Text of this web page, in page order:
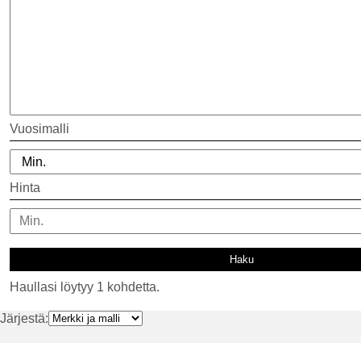
Vuosimalli
Hinta
Haullasi löytyy 1 kohdetta.
Järjestä: